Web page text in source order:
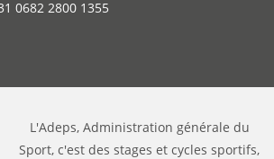
0682 2800 1355
L'Adeps, Administration générale du
Sport, c'est des stages et cycles sportifs,